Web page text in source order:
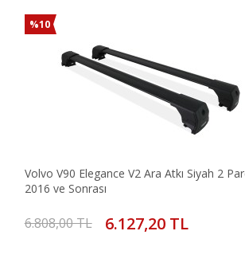
%10
Volvo V90 Elegance V2 Ara Atkı Siyah 2
2016 ve Sonrası
6.808,00 TL 6.127,20 TL